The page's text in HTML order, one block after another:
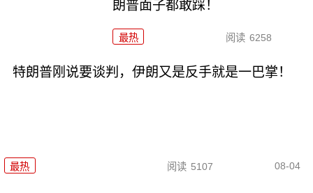
朗普面子都敢踩！
最热 阅读 6258
特朗普刚说要谈判，伊朗又是反手就是一巴掌！
最热 阅读 5107 08-04